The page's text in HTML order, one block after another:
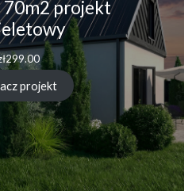
70m2 projekt
299.00
projekt